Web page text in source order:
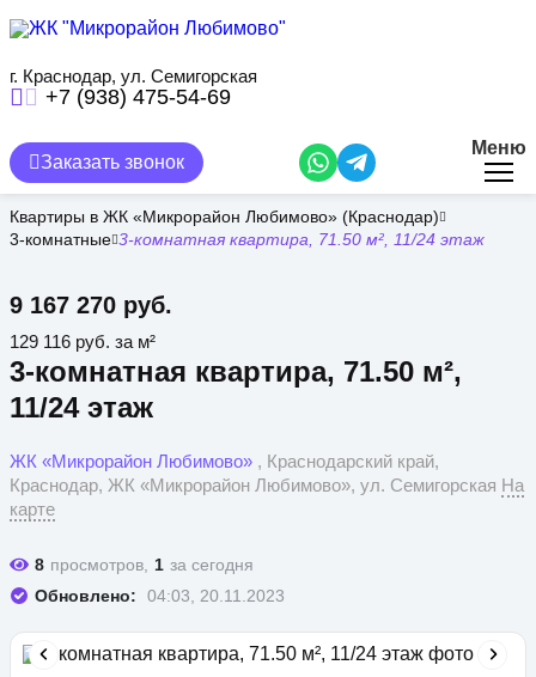
содержанию
г. Краснодар, ул. Семигорская
+7 (938) 475-54-69
Заказать звонок
Меню
Квартиры в ЖК «Микрорайон Любимово» (Краснодар)
3-комнатные 3-комнатная квартира, 71.50 м², 11/24 этаж
3-комнатная квартира, 71.50 м²,
11/24 этаж
9 167 270 руб.
ЖК «Микрорайон Любимово» , Краснодарский край,
Краснодар, ЖК «Микрорайон Любимово», ул. Семигорская На
карте
129 116 руб. за м²
8 просмотров, 1 за сегодня
Обновлено:
04:03, 20.11.2023